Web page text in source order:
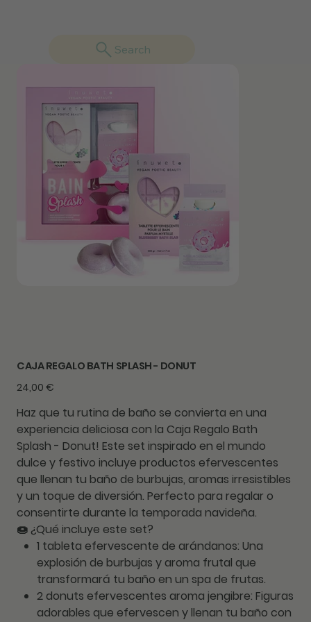
Search
CAJA REGALO BATH SPLASH - DONUT
Precio
24,00 €
Haz que tu rutina de baño se convierta en una
experiencia deliciosa con la Caja Regalo Bath
Splash - Donut! Este set inspirado en el mundo
dulce y festivo incluye productos efervescentes
que llenan tu baño de burbujas, aromas irresistibles
y un toque de diversión. Perfecto para regalar o
consentirte durante la temporada navideña.
🍩 ¿Qué incluye este set?
1 tableta efervescente de arándanos: Una
explosión de burbujas y aroma frutal que
transformará tu baño en un spa de frutas.
2 donuts efervescentes aroma jengibre: Figuras
adorables que efervescen y llenan tu baño con